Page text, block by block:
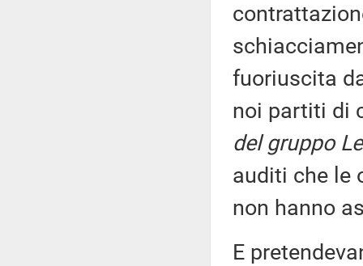
fuoriuscita
noi partiti di
del gruppo
auditi che le
non hanno
E